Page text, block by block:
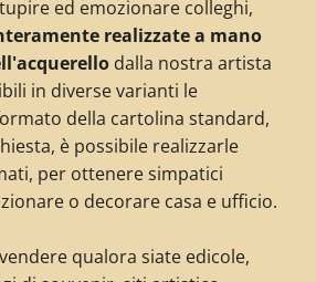
ed emozionare colleghi,
realizzate a mano
dalla nostra artista
in diverse varianti le
della cartolina standard,
è possibile realizzarle
per ottenere simpatici
o decorare casa e ufficio.
qualora siate edicole,